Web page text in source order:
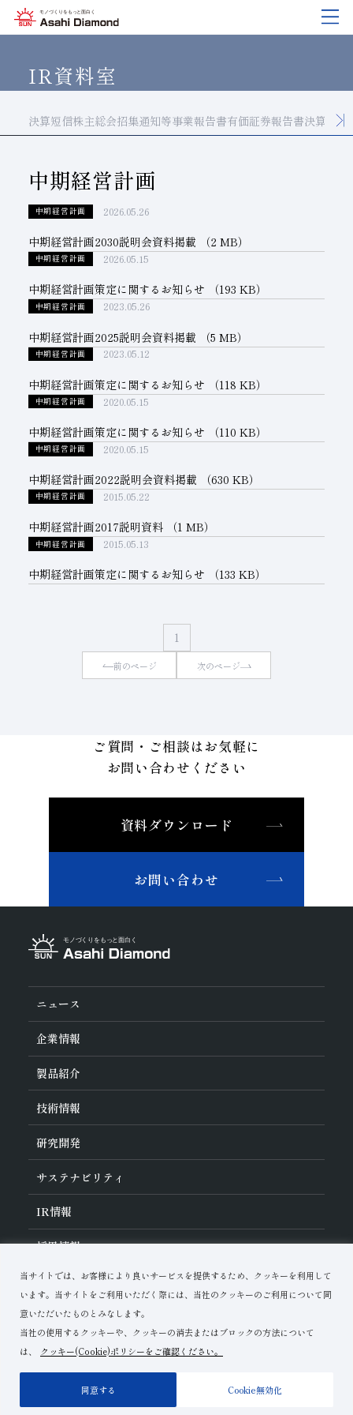
当サイトでは、お客様により良いサービスを提供するため、クッキーを利用して
います。当サイトをご利用いただく際には、当社のクッキーのご利用について同
意いただいたものとみなします。
当社の使用するクッキーや、クッキーの消去またはブロックの方法について
は、
クッキー(Cookie)ポリシーをご確認ください。
Cookie無効化
同意する
企業情報
企業情報
活動拠点
ダイヤの輪
役員紹介
子会社
経営理念
事業紹介
マルチステークホルダー
製品紹介
製品紹介
ワークから探す
製品検索
技術情報
技術情報
CBN工具の基礎知識
ご使用上の注意
各製品の安全な取扱いについて
研究開発
研究開発
サステナビリティ
サステナビリティ
サステナビリティポリシー
リスクマネジメント（BCM）
品質への取り組み
人材育成
サステナビリティブックレット
IR情報
IR情報
メッセージ
IRカレンダー
IR資料室
決算短信株主総会招集通知等事業報告書有価証券報告書決算資料
中期経営計画
中期経営計画
中期経営計画2030説明会資料掲載 （2 MB）
2026.05.26
中期経営計画
中期経営計画策定に関するお知らせ （193 KB）
2026.05.15
中期経営計画
中期経営計画2025説明会資料掲載 （5 MB）
2023.05.26
中期経営計画
中期経営計画策定に関するお知らせ （118 KB）
2023.05.12
中期経営計画
中期経営計画策定に関するお知らせ （110 KB）
2020.05.15
中期経営計画
中期経営計画2022説明会資料掲載 （630 KB）
2020.05.15
中期経営計画
中期経営計画2017説明資料 （1 MB）
2015.05.22
中期経営計画
中期経営計画策定に関するお知らせ （133 KB）
2015.05.13
前のページ
1
次のページ
ご質問・ご相談はお気軽に
お問い合わせください
資料ダウンロード
お問い合わせ
ニュース
企業情報
旭ダイヤについて
ダイヤの輪
ご挨拶
会社概要
役員紹介
事業紹介
活動拠点
製品紹介
業種から探す
工具の種類から探す
加工方法から探す
ワークから探す
技術情報
ダイヤモンド工具・
教えて！研削工具
ご使⽤上の注意
各製品の安全な取扱いについて
トラブルシューティング
研究開発
研究開発について
対外発表一覧
イノベーションストーリー
サステナビリティ
サステナビリティポリシー
コーポレート・ガバナンス
マテリアリティ
リスクマネジメント（BCM）
環境への取り組み
IR情報
IR資料室
IRカレンダー
株式に関する諸手続き
ディスクロージャーポリシー
採用情報
資料ダウンロード
お問い合わせ
ご利用上の注意プライバシーポリシー サイトマップ
Copyright© Asahi Diamond Industrial Co.,Ltd.